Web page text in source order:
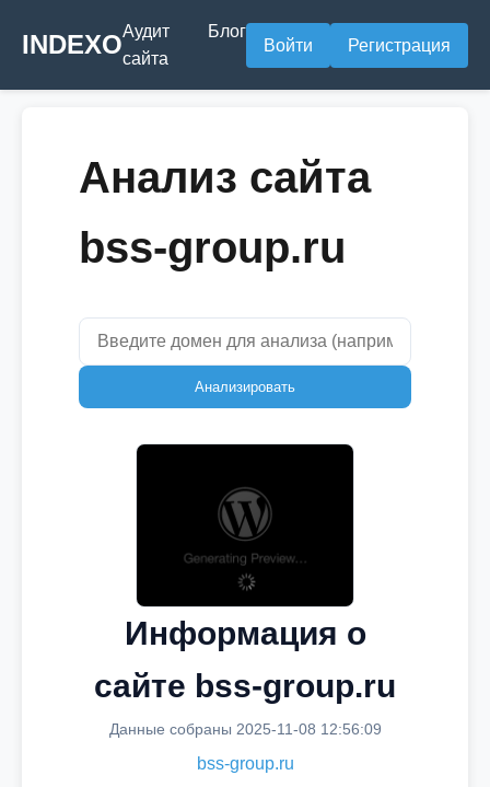
INDEXOАудит
сайта
Блог
Войти Регистрация
Анализ сайта
bss-group.ru
Анализировать
Информация о
сайте bss-group.ru
Данные собраны 2025-11-08 12:56:09
bss-group.ru